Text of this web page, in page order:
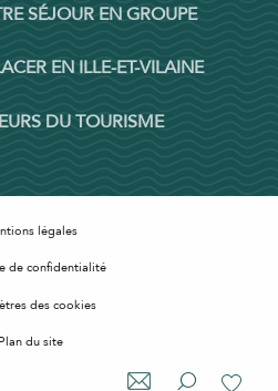
SÉJOUR EN GROUPE
EN ILLE-ET-VILAINE
DU TOURISME
légales
de confidentialité
des cookies
Plan du site